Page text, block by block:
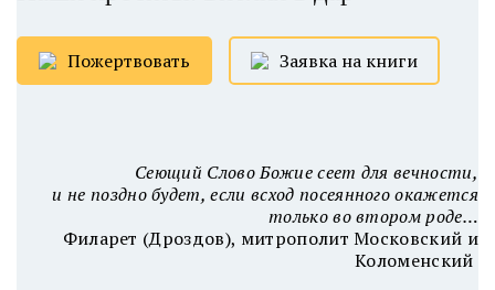
Пожертвовать Заявка на книги
Сеющий Слово Божие сеет для вечности,
и не поздно будет, если всход посеянного окажется
только во втором роде…
Филарет (Дроздов), митрополит Московский и
Коломенский